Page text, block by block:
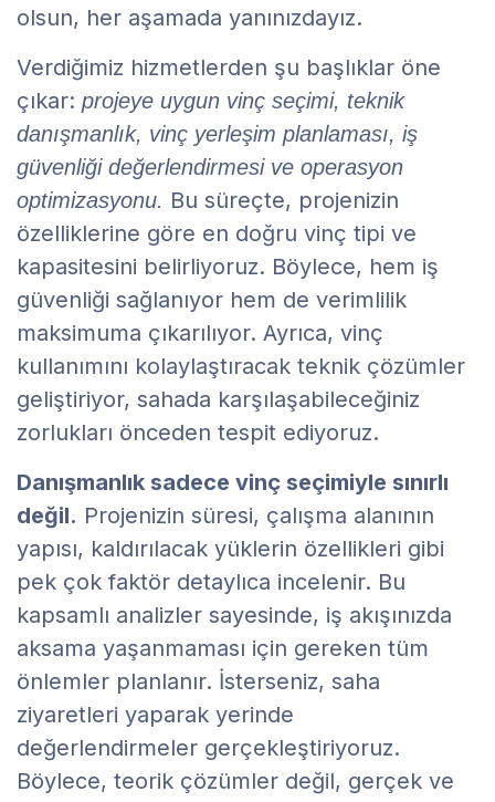
olsun, her aşamada yanınızdayız.
Verdiğimiz hizmetlerden şu başlıklar öne
çıkar: projeye uygun vinç seçimi, teknik
danışmanlık, vinç yerleşim planlaması, iş
güvenliği değerlendirmesi ve operasyon
optimizasyonu. Bu süreçte, projenizin
özelliklerine göre en doğru vinç tipi ve
kapasitesini belirliyoruz. Böylece, hem iş
güvenliği sağlanıyor hem de verimlilik
maksimuma çıkarılıyor. Ayrıca, vinç
kullanımını kolaylaştıracak teknik çözümler
geliştiriyor, sahada karşılaşabileceğiniz
zorlukları önceden tespit ediyoruz.
Danışmanlık sadece vinç seçimiyle sınırlı
değil. Projenizin süresi, çalışma alanının
yapısı, kaldırılacak yüklerin özellikleri gibi
pek çok faktör detaylıca incelenir. Bu
kapsamlı analizler sayesinde, iş akışınızda
aksama yaşanmaması için gereken tüm
önlemler planlanır. İsterseniz, saha
ziyaretleri yaparak yerinde
değerlendirmeler gerçekleştiriyoruz.
Böylece, teorik çözümler değil, gerçek ve